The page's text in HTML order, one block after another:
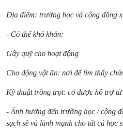
Địa điểm: trường học và cộng đồng
- Có thể khó khăn:
Gây quỹ cho hoạt động
Cho động vật ăn: nơi để tìm thấy
Kỹ thuật trồng trọt: có được hỗ trợ
- Ảnh hưởng đến trường học / cộng
sạch sẽ và lành mạnh cho tất cả học